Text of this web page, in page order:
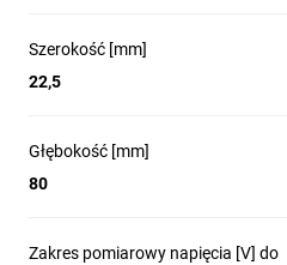
Wymiary (S×W×G): 22,5 × 78 ×
Przed instalacją,
uszkodzone.
Szerokość [mm]
22,5
Głębokość [mm]
80
Zakres pomiarowy napięcia [V] do